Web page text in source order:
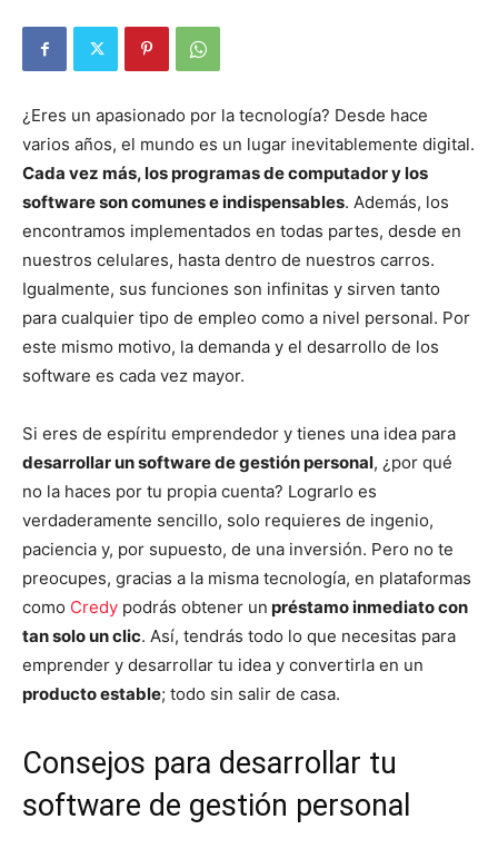
¿Eres un apasionado por la tecnología? Desde hace
varios años, el mundo es un lugar inevitablemente digital.
Cada vez más, los programas de computador y los
software son comunes e indispensables. Además, los
encontramos implementados en todas partes, desde en
nuestros celulares, hasta dentro de nuestros carros.
Igualmente, sus funciones son infinitas y sirven tanto
para cualquier tipo de empleo como a nivel personal. Por
este mismo motivo, la demanda y el desarrollo de los
software es cada vez mayor.
Si eres de espíritu emprendedor y tienes una idea para
desarrollar un software de gestión personal, ¿por qué
no la haces por tu propia cuenta? Lograrlo es
verdaderamente sencillo, solo requieres de ingenio,
paciencia y, por supuesto, de una inversión. Pero no te
preocupes, gracias a la misma tecnología, en plataformas
como Credy podrás obtener un préstamo inmediato con
tan solo un clic. Así, tendrás todo lo que necesitas para
emprender y desarrollar tu idea y convertirla en un
producto estable; todo sin salir de casa.
Consejos para desarrollar tu
software de gestión personal